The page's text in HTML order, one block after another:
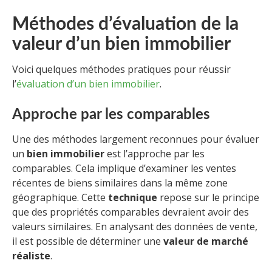
Méthodes d’évaluation de la
valeur d’un bien immobilier
Voici quelques méthodes pratiques pour réussir
l’évaluation d’un bien immobilier.
Approche par les comparables
Une des méthodes largement reconnues pour évaluer
un bien immobilierest l’approche par les
comparables. Cela implique d’examiner les ventes
récentes de biens similaires dans la même zone
géographique. Cette technique repose sur le principe
que des propriétés comparables devraient avoir des
valeurs similaires. En analysant des données de vente,
il est possible de déterminer une valeur de marché
réaliste.